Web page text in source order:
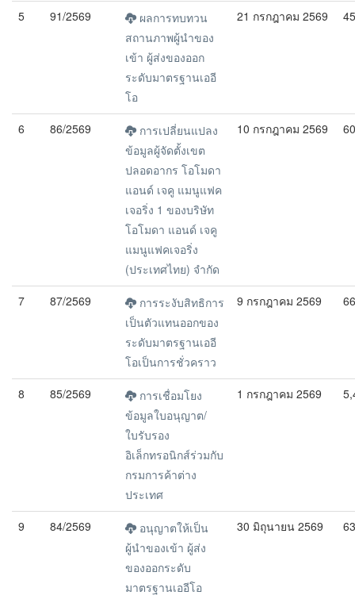
5 91/2569
ผลการทบทวน
สถานภาพผู้นำของ
เข้า ผู้ส่งของออก
ระดับมาตรฐานเออี
โอ
21 กรกฎาคม 2569
6 86/2569
การเปลี่ยนแปลง
ข้อมูลผู้จัดตั้งเขต
ปลอดอากร โอโมดา
แอนด์ เจคู แมนูแฟค
เจอริ่ง 1 ของบริษัท
โอโมดา แอนด์ เจคู
แมนูแฟคเจอริ่ง
(ประเทศไทย) จำกัด
10 กรกฎาคม 2569
7 87/2569
การระงับสิทธิการ
เป็นตัวแทนออกของ
ระดับมาตรฐานเออี
โอเป็นการชั่วคราว
9 กรกฎาคม 2569
8 85/2569
การเชื่อมโยง
ข้อมูลใบอนุญาต/
ใบรับรอง
อิเล็กทรอนิกส์ร่วมกับ
กรมการค้าต่าง
ประเทศ
1 กรกฎาคม 2569
9 84/2569
อนุญาตให้เป็น
ผู้นำของเข้า ผู้ส่ง
ของออกระดับ
มาตรฐานเออีโอ
30 มิถุนายน 2569